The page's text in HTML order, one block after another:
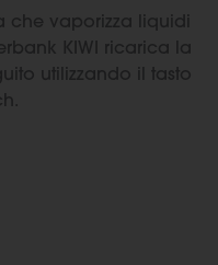
che vaporizza liquidi
KIWI ricarica la
utilizzando il tasto